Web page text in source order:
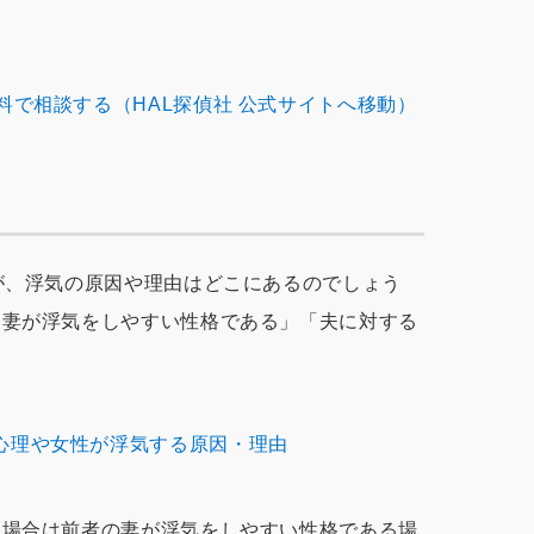
相談する（HAL探偵社 公式サイトへ移動）
浮気の原因や理由はどこにあるのでしょう
が浮気をしやすい性格である」「夫に対する
や女性が浮気する原因・理由
合は前者の妻が浮気をしやすい性格である場